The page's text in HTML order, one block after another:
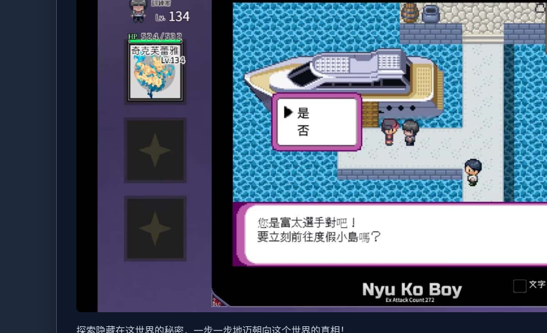
探索隐藏在这世界的秘密，一步一步地迈朝向这个世界的真相！